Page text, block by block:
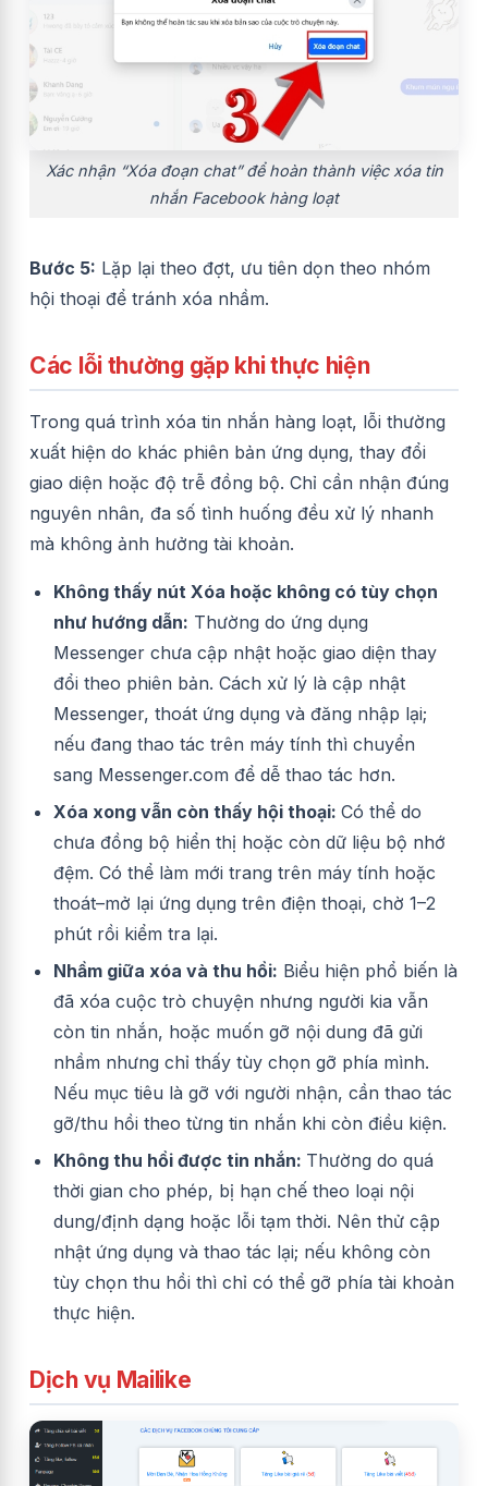
Xác nhận “Xóa đoạn chat” để hoàn thành việc xóa tin
nhắn Facebook hàng loạt
Bước 5: Lặp lại theo đợt, ưu tiên dọn theo nhóm
hội thoại để tránh xóa nhầm.
Các lỗi thường gặp khi thực hiện
Trong quá trình xóa tin nhắn hàng loạt, lỗi thường
xuất hiện do khác phiên bản ứng dụng, thay đổi
giao diện hoặc độ trễ đồng bộ. Chỉ cần nhận đúng
nguyên nhân, đa số tình huống đều xử lý nhanh
mà không ảnh hưởng tài khoản.
Không thấy nút Xóa hoặc không có tùy chọn
như hướng dẫn: Thường do ứng dụng
Messenger chưa cập nhật hoặc giao diện thay
đổi theo phiên bản. Cách xử lý là cập nhật
Messenger, thoát ứng dụng và đăng nhập lại;
nếu đang thao tác trên máy tính thì chuyển
sang Messenger.com để dễ thao tác hơn.
Xóa xong vẫn còn thấy hội thoại: Có thể do
chưa đồng bộ hiển thị hoặc còn dữ liệu bộ nhớ
đệm. Có thể làm mới trang trên máy tính hoặc
thoát–mở lại ứng dụng trên điện thoại, chờ 1–2
phút rồi kiểm tra lại.
Nhầm giữa xóa và thu hồi: Biểu hiện phổ biến là
đã xóa cuộc trò chuyện nhưng người kia vẫn
còn tin nhắn, hoặc muốn gỡ nội dung đã gửi
nhầm nhưng chỉ thấy tùy chọn gỡ phía mình.
Nếu mục tiêu là gỡ với người nhận, cần thao tác
gỡ/thu hồi theo từng tin nhắn khi còn điều kiện.
Không thu hồi được tin nhắn: Thường do quá
thời gian cho phép, bị hạn chế theo loại nội
dung/định dạng hoặc lỗi tạm thời. Nên thử cập
nhật ứng dụng và thao tác lại; nếu không còn
tùy chọn thu hồi thì chỉ có thể gỡ phía tài khoản
thực hiện.
Dịch vụ Mailike